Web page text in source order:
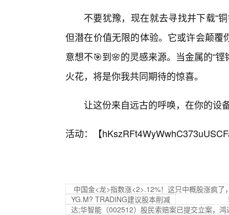
不要犹豫，现在就去寻找并下载“
但潜在价值无限的体验。它或许会颠
意想不🎯到🌸的灵感来源。当金属的“
火花，将是你我共同期待的惊喜。
让这份来自远古的呼唤，在你的设
活动：【
中国金<龙>指数涨<2>.12%！这只中概股涨疯
YG.M? TRADING建议股本削减
达;华智能（002512）股民索赔案已提交立案，